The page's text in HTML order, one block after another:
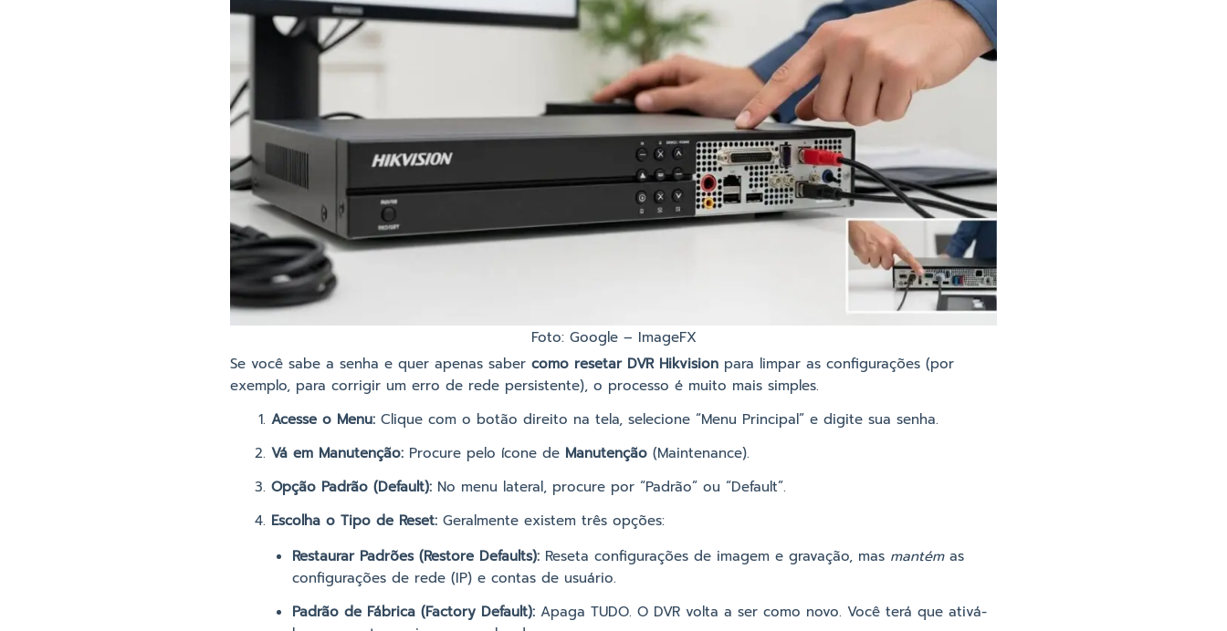
Foto: Google – ImageFX
Se você sabe a senha e quer apenas saber como resetar DVR Hikvision para limpar as configurações (por
exemplo, para corrigir um erro de rede persistente), o processo é muito mais simples.
Acesse o Menu: Clique com o botão direito na tela, selecione “Menu Principal” e digite sua senha.
Vá em Manutenção: Procure pelo ícone de Manutenção (Maintenance).
Opção Padrão (Default): No menu lateral, procure por “Padrão” ou “Default”.
Escolha o Tipo de Reset: Geralmente existem três opções:
Restaurar Padrões (Restore Defaults):Reseta configurações de imagem e gravação, mas mantémas
configurações de rede (IP) e contas de usuário.
Padrão de Fábrica (Factory Default):Apaga TUDO. O DVR volta a ser como novo. Você terá que ativá-